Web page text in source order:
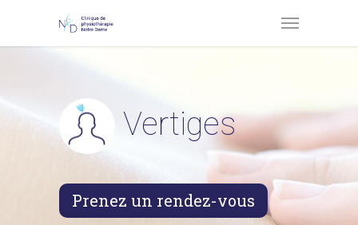
Vertiges
Prenez un rendez-vous